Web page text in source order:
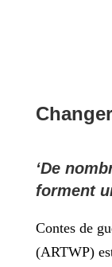
‘De
forment
Contes de
(ARTWP)